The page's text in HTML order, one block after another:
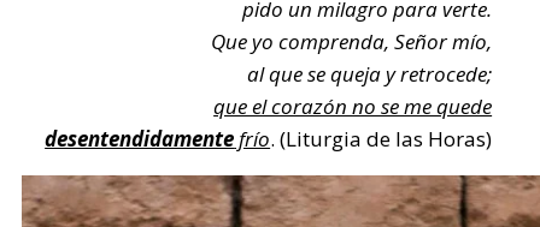
pido un milagro para verte.
Que yo comprenda, Señor mío,
al que se queja y retrocede;
que el corazón no se me quede
desentendidamentefrío. (Liturgia de las Horas)